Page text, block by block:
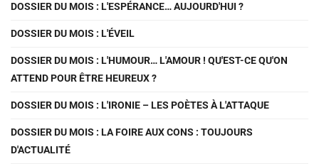
DOSSIER DU MOIS : L'ESPÉRANCE… AUJOURD'HUI ?
DOSSIER DU MOIS : L'ÉVEIL
DOSSIER DU MOIS : L'HUMOUR… L'AMOUR ! QU'EST-CE QU'ON
ATTEND POUR ÊTRE HEUREUX ?
DOSSIER DU MOIS : L'IRONIE – LES POÈTES À L'ATTAQUE
DOSSIER DU MOIS : LA FOIRE AUX CONS : TOUJOURS
D'ACTUALITÉ